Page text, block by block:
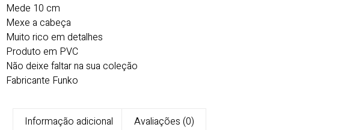
Mede 10 cm
Mexe a cabeça
Muito rico em detalhes
Produto em PVC
Não deixe faltar na sua coleção
Fabricante Funko
Informação adicional Avaliações (0)